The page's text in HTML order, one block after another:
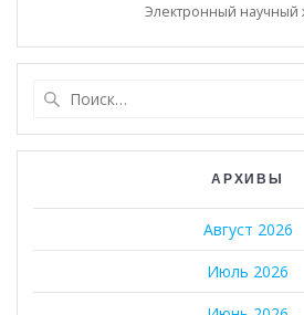
Электронный научный
АРХИВЫ
Август 2026
Июль 2026